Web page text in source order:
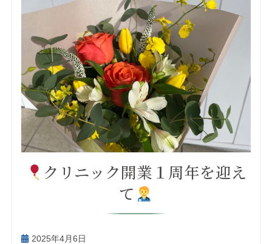
クリニック開業１周年を迎え
て
2025年4月6日